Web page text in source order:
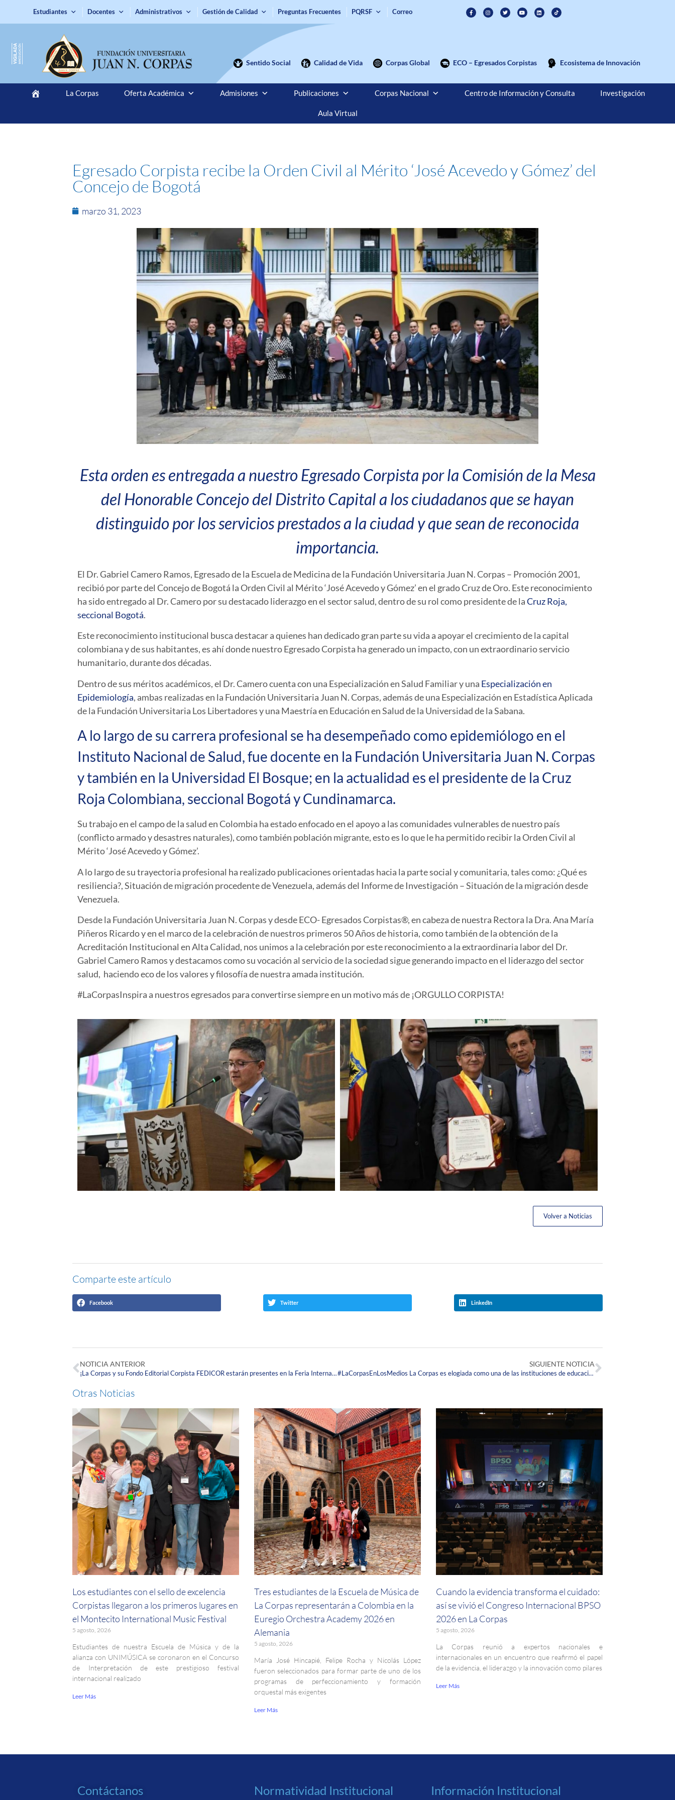
Estudiantes Docentes Administrativos Gestión de Calidad Preguntas Frecuentes PQRSF Correo
Sentido Social Calidad de Vida Corpas Global ECO – Egresados Corpistas Ecosistema de Innovación
La Corpas Oferta Académica Admisiones Publicaciones Corpas Nacional Centro de Información y Consulta Investigación
Aula Virtual
Egresado Corpista recibe la Orden Civil al Mérito ‘José Acevedo y Gómez’ del
Concejo de Bogotá
marzo 31, 2023
Esta orden es entregada a nuestro Egresado Corpista por la Comisión de la Mesa
del Honorable Concejo del Distrito Capital a los ciudadanos que se hayan
distinguido por los servicios prestados a la ciudad y que sean de reconocida
importancia.
El Dr. Gabriel Camero Ramos, Egresado de la Escuela de Medicina de la Fundación Universitaria Juan N. Corpas – Promoción 2001,
recibió por parte del Concejo de Bogotá la Orden Civil al Mérito ‘José Acevedo y Gómez’ en el grado Cruz de Oro. Este reconocimiento
ha sido entregado al Dr. Camero por su destacado liderazgo en el sector salud, dentro de su rol como presidente de laCruz Roja,
seccional Bogotá.
Este reconocimiento institucional busca destacar a quienes han dedicado gran parte su vida a apoyar el crecimiento de la capital
colombiana y de sus habitantes, es ahí donde nuestro Egresado Corpista ha generado un impacto, con un extraordinario servicio
humanitario, durante dos décadas.
Dentro de sus méritos académicos, el Dr. Camero cuenta con una Especialización en Salud Familiar y una Especialización en
Epidemiología, ambas realizadas en la Fundación Universitaria Juan N. Corpas, además de una Especialización en Estadística Aplicada
de la Fundación Universitaria Los Libertadores y una Maestría en Educación en Salud de la Universidad de la Sabana.
A lo largo de su carrera profesional se ha desempeñado como epidemiólogo en el
Instituto Nacional de Salud, fue docente en la Fundación Universitaria Juan N. Corpas
y también en la Universidad El Bosque; en la actualidad es el presidente de la Cruz
Roja Colombiana, seccional Bogotá y Cundinamarca.
Su trabajo en el campo de la salud en Colombia ha estado enfocado en el apoyo a las comunidades vulnerables de nuestro país
(conflicto armado y desastres naturales), como también población migrante, esto es lo que le ha permitido recibir la Orden Civil al
Mérito ‘José Acevedo y Gómez’.
A lo largo de su trayectoria profesional ha realizado publicaciones orientadas hacia la parte social y comunitaria, tales como: ¿Qué es
resiliencia?, Situación de migración procedente de Venezuela, además del Informe de Investigación – Situación de la migración desde
Venezuela.
Desde la Fundación Universitaria Juan N. Corpas y desde ECO- Egresados Corpistas®, en cabeza de nuestra Rectora la Dra. Ana María
Piñeros Ricardo y en el marco de la celebración de nuestros primeros 50 Años de historia, como también de la obtención de la
Acreditación Institucional en Alta Calidad, nos unimos a la celebración por este reconocimiento a la extraordinaria labor del Dr.
Gabriel Camero Ramos y destacamos como su vocación al servicio de la sociedad sigue generando impacto en el liderazgo del sector
salud, haciendo eco de los valores y filosofía de nuestra amada institución.
#LaCorpasInspira a nuestros egresados para convertirse siempre en un motivo más de ¡ORGULLO CORPISTA!
Volver a Noticias
Comparte este artículo
Facebook Twitter LinkedIn
NOTICIA ANTERIOR
¡La Corpas y su Fondo Editorial Corpista FEDICOR estarán presentes en la Feria Internacional del Libro de Bogotá FILBo 2023!
SIGUIENTE NOTICIA
#LaCorpasEnLosMedios La Corpas es elogiada como una de las instituciones de educación superior colombianas que destacan en el Canal ZOOM
Otras Noticias
Los estudiantes con el sello de excelencia
Corpistas llegaron a los primeros lugares en
el Montecito International Music Festival
5 agosto, 2026
Estudiantes de nuestra Escuela de Música y de la
alianza con UNIMÚSICA se coronaron en el Concurso
de Interpretación de este prestigioso festival
internacional realizado
Leer Más
Tres estudiantes de la Escuela de Música de
La Corpas representarán a Colombia en la
Euregio Orchestra Academy 2026 en
Alemania
5 agosto, 2026
María José Hincapié, Felipe Rocha y Nicolás López
fueron seleccionados para formar parte de uno de los
programas de perfeccionamiento y formación
orquestal más exigentes
Leer Más
Cuando la evidencia transforma el cuidado:
así se vivió el Congreso Internacional BPSO
2026 en La Corpas
5 agosto, 2026
La Corpas reunió a expertos nacionales e
internacionales en un encuentro que reafirmó el papel
de la evidencia, el liderazgo y la innovación como pilares
Leer Más
Contáctanos Normatividad Institucional Información Institucional